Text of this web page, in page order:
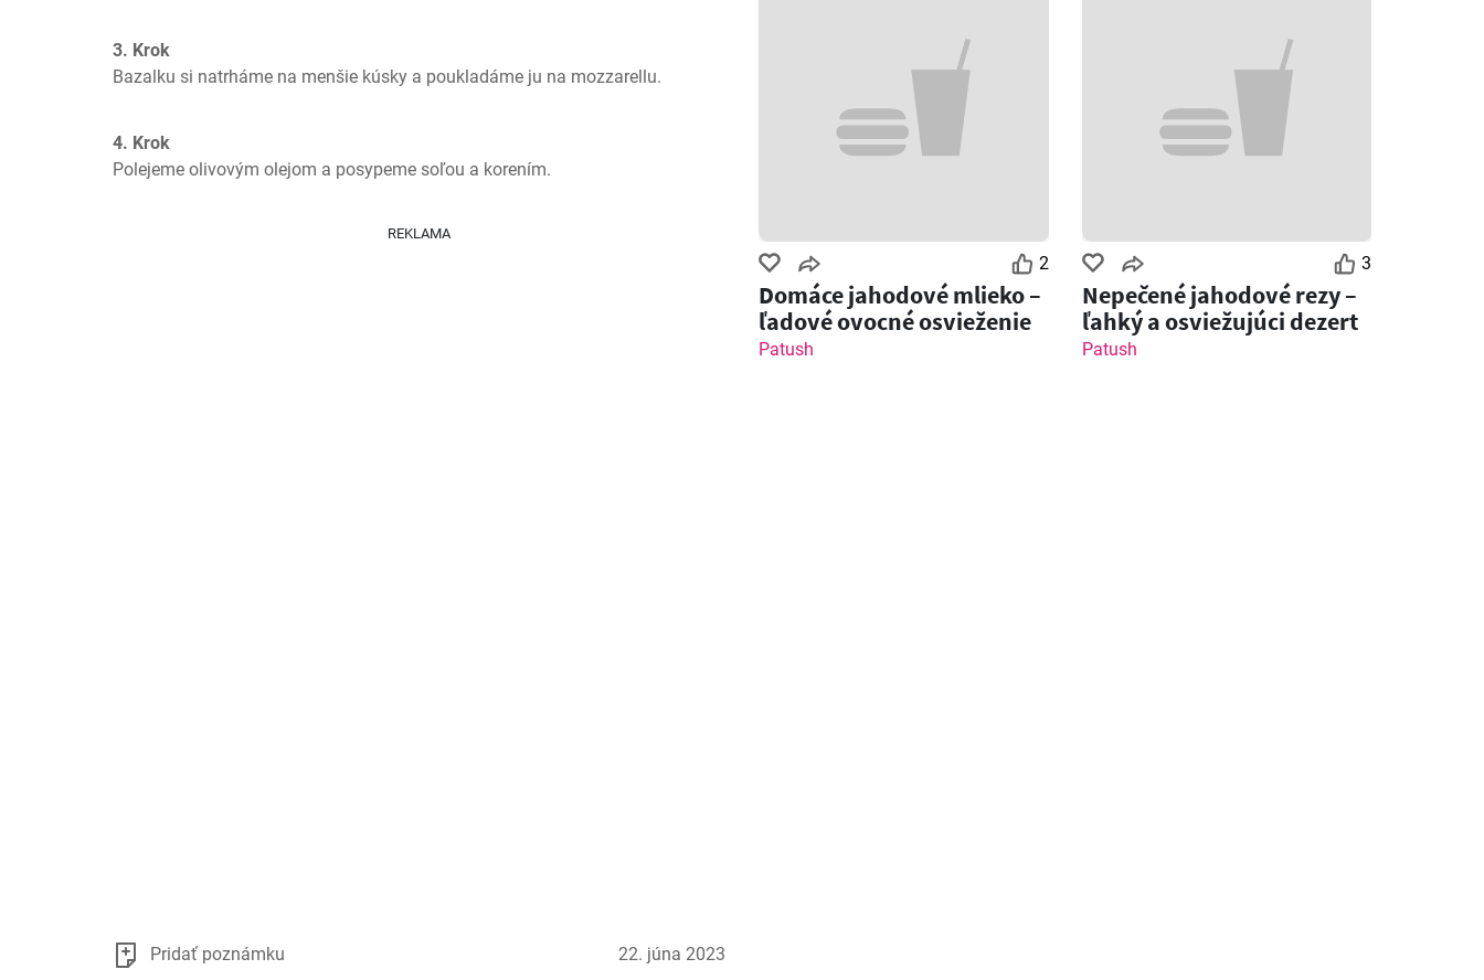
3. Krok
Bazalku si natrháme na menšie kúsky a poukladáme ju na mozzarellu.
4. Krok
Polejeme olivovým olejom a posypeme soľou a korením.
REKLAMA
Pridať poznámku 22. júna 2023
2
Domáce jahodové mlieko –
ľadové ovocné osvieženie
Patush
3
Nepečené jahodové rezy –
ľahký a osviežujúci dezert
Patush